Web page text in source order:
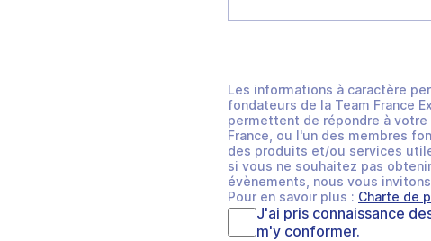
Les informations à caractère
fondateurs de la Team France
permettent de répondre à
France, ou l'un des membres
des produits et/ou services
si vous ne souhaitez pas
évènements, nous vous
Pour en savoir plus : Charte de
J'ai pris connaissance
m'y conformer.